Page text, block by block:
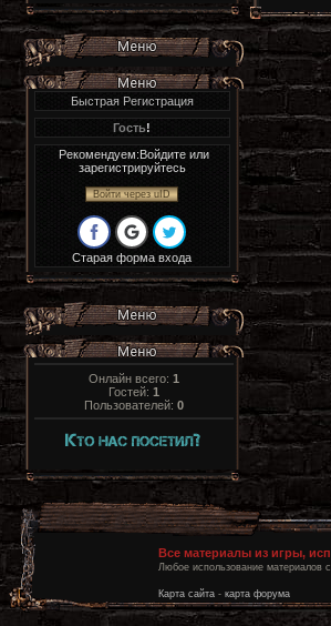
Быстрая Регистрация
Гость!
Рекомендуем:Войдите или
зарегистрируйтесь
Войти через uID
Старая форма входа
Онлайн всего: 1
Гостей: 1
Пользователей: 0
Все материалы из игры,
Любое использование материалов
Карта сайта - карта форума